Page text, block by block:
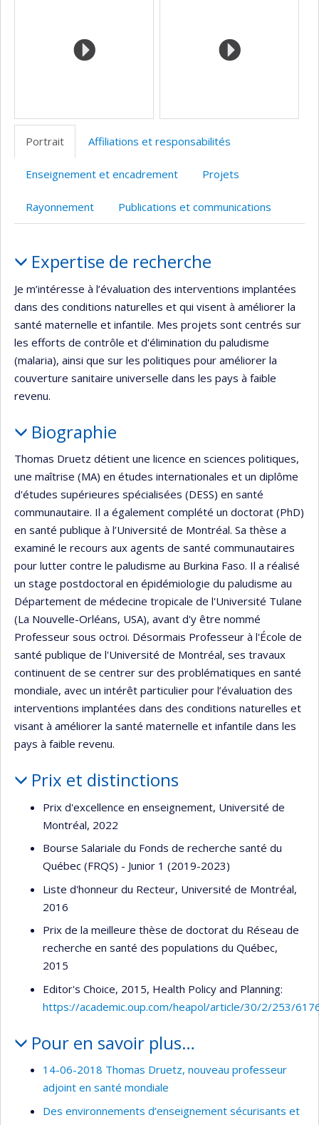
Portrait Affiliations et responsabilités
Enseignement et encadrement Projets
Rayonnement Publications et communications
Expertise de recherche
Je m’intéresse à l’évaluation des interventions implantées
dans des conditions naturelles et qui visent à améliorer la
santé maternelle et infantile. Mes projets sont centrés sur
les efforts de contrôle et d'élimination du paludisme
(malaria), ainsi que sur les politiques pour améliorer la
couverture sanitaire universelle dans les pays à faible
revenu.
Biographie
Thomas Druetz détient une licence en sciences politiques,
une maîtrise (MA) en études internationales et un diplôme
d'études supérieures spécialisées (DESS) en santé
communautaire. Il a également complété un doctorat (PhD)
en santé publique à l’Université de Montréal. Sa thèse a
examiné le recours aux agents de santé communautaires
pour lutter contre le paludisme au Burkina Faso. Il a réalisé
un stage postdoctoral en épidémiologie du paludisme au
Département de médecine tropicale de l'Université Tulane
(La Nouvelle-Orléans, USA), avant d'y être nommé
Professeur sous octroi. Désormais Professeur à l'École de
santé publique de l'Université de Montréal, ses travaux
continuent de se centrer sur des problématiques en santé
mondiale, avec un intérêt particulier pour l’évaluation des
interventions implantées dans des conditions naturelles et
visant à améliorer la santé maternelle et infantile dans les
pays à faible revenu.
Prix et distinctions
Prix d'excellence en enseignement, Université de
Montréal, 2022
Bourse Salariale du Fonds de recherche santé du
Québec (FRQS) - Junior 1 (2019-2023)
Liste d'honneur du Recteur, Université de Montréal,
2016
Prix de la meilleure thèse de doctorat du Réseau de
recherche en santé des populations du Québec,
2015
Editor's Choice, 2015, Health Policy and Planning:
https://academic.oup.com/heapol/article/30/2/253/
Pour en savoir plus…
14-06-2018 Thomas Druetz, nouveau professeur
adjoint en santé mondiale
Des environnements d’enseignement sécurisants et